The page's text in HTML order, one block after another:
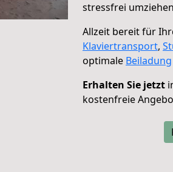
stressfrei
Allzeit bereit für
Klaviertransport,
optimale Beiladung
Erhalten Sie jetzt
kostenfreie